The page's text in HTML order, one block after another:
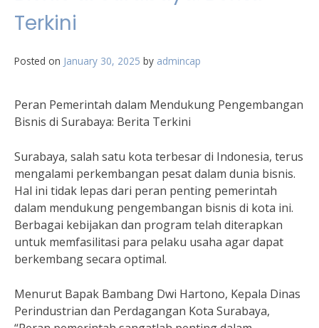
Terkini
Posted on January 30, 2025 by admincap
Peran Pemerintah dalam Mendukung Pengembangan
Bisnis di Surabaya: Berita Terkini
Surabaya, salah satu kota terbesar di Indonesia, terus
mengalami perkembangan pesat dalam dunia bisnis.
Hal ini tidak lepas dari peran penting pemerintah
dalam mendukung pengembangan bisnis di kota ini.
Berbagai kebijakan dan program telah diterapkan
untuk memfasilitasi para pelaku usaha agar dapat
berkembang secara optimal.
Menurut Bapak Bambang Dwi Hartono, Kepala Dinas
Perindustrian dan Perdagangan Kota Surabaya,